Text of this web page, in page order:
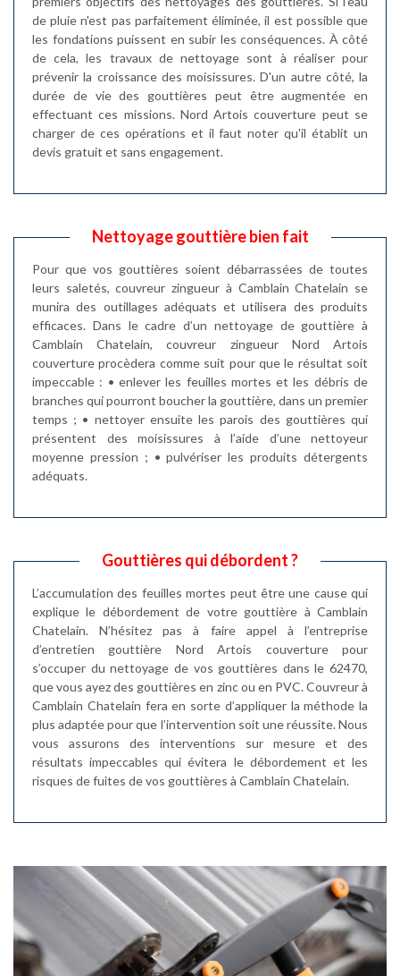
de pluie n'est pas parfaitement éliminée, il est possible que
les fondations puissent en subir les conséquences. À côté
de cela, les travaux de nettoyage sont à réaliser pour
prévenir la croissance des moisissures. D'un autre côté, la
durée de vie des gouttières peut être augmentée en
effectuant ces missions. Nord Artois couverture peut se
charger de ces opérations et il faut noter qu'il établit un
devis gratuit et sans engagement.
Nettoyage gouttière bien fait
Pour que vos gouttières soient débarrassées de toutes
leurs saletés, couvreur zingueur à Camblain Chatelain se
munira des outillages adéquats et utilisera des produits
efficaces. Dans le cadre d’un nettoyage de gouttière à
Camblain Chatelain, couvreur zingueur Nord Artois
couverture procèdera comme suit pour que le résultat soit
impeccable : • enlever les feuilles mortes et les débris de
branches qui pourront boucher la gouttière, dans un premier
temps ; • nettoyer ensuite les parois des gouttières qui
présentent des moisissures à l’aide d’une nettoyeur
moyenne pression ; • pulvériser les produits détergents
adéquats.
Gouttières qui débordent ?
L’accumulation des feuilles mortes peut être une cause qui
explique le débordement de votre gouttière à Camblain
Chatelain. N’hésitez pas à faire appel à l’entreprise
d’entretien gouttière Nord Artois couverture pour
s’occuper du nettoyage de vos gouttières dans le 62470,
que vous ayez des gouttières en zinc ou en PVC. Couvreur à
Camblain Chatelain fera en sorte d’appliquer la méthode la
plus adaptée pour que l’intervention soit une réussite. Nous
vous assurons des interventions sur mesure et des
résultats impeccables qui évitera le débordement et les
risques de fuites de vos gouttières à Camblain Chatelain.